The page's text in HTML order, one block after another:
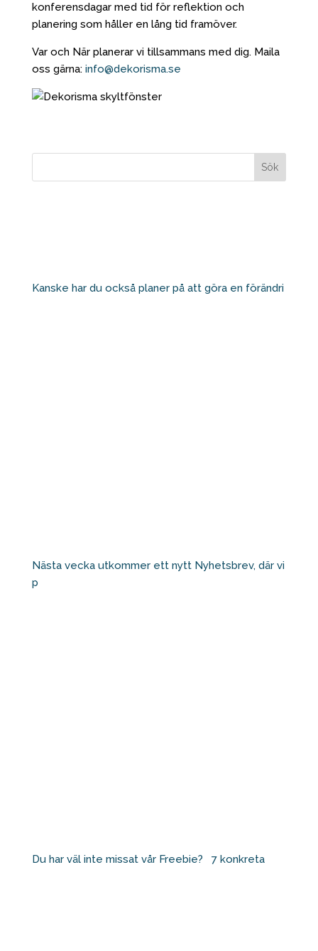
konferensdagar med tid för reflektion och
planering som håller en lång tid framöver.
Var och När planerar vi tillsammans med dig. Maila
oss gärna: info@dekorisma.se
Kanske har du också planer på att göra en förändri
Nästa vecka utkommer ett nytt Nyhetsbrev, där vi
p
Du har väl inte missat vår Freebie? ⁠ ⁠ 7 konkreta